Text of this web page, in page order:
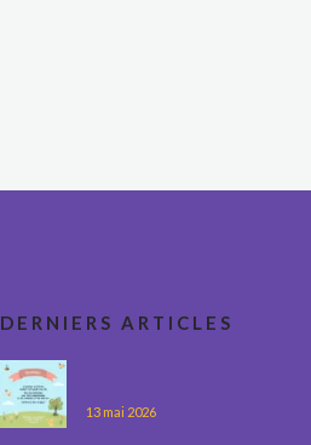
DERNIERS ARTICLES
13 mai 2026